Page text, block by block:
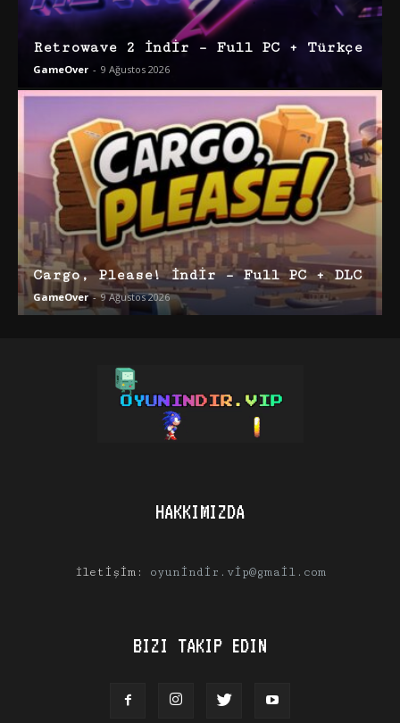
Retrowave 2 İndir – Full PC + Türkçe
GameOver - 9 Ağustos 2026
Cargo, Please! İndir – Full PC + DLC
GameOver - 9 Ağustos 2026
HAKKIMIZDA
İletişim: oyunindir.vip@gmail.com
BIZI TAKIP EDIN